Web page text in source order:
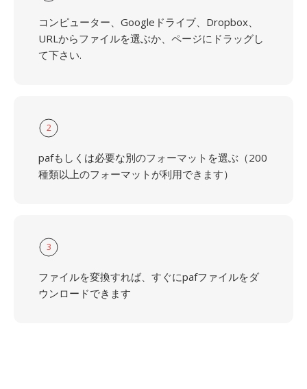
コンピューター、Googleドライブ、Dropbox、
URLからファイルを選ぶか、ページにドラッグし
て下さい.
2
pafもしくは必要な別のフォーマットを選ぶ（200
種類以上のフォーマットが利用できます）
3
ファイルを変換すれば、すぐにpafファイルをダ
ウンロードできます